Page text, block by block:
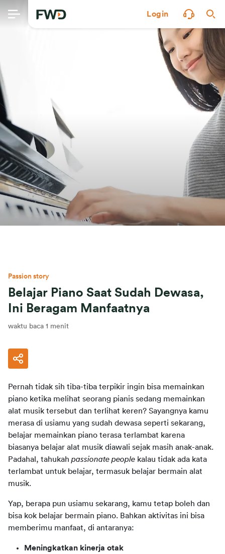
Login
Passion story
Belajar Piano Saat Sudah Dewasa,
Ini Beragam Manfaatnya
waktu baca 1 menit
Pernah tidak sih tiba-tiba terpikir ingin bisa memainkan
piano ketika melihat seorang pianis sedang memainkan
alat musik tersebut dan terlihat keren? Sayangnya kamu
merasa di usiamu yang sudah dewasa seperti sekarang,
belajar memainkan piano terasa terlambat karena
biasanya belajar alat musik diawali sejak masih anak-anak.
Padahal, tahukah passionate people kalau tidak ada kata
terlambat untuk belajar, termasuk belajar bermain alat
musik.
Yap, berapa pun usiamu sekarang, kamu tetap boleh dan
bisa kok belajar bermain piano. Bahkan aktivitas ini bisa
memberimu manfaat, di antaranya:
Meningkatkan kinerja otak